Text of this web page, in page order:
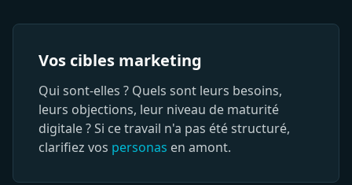
Vos cibles marketing
Qui sont-elles ? Quels sont leurs besoins,
leurs objections, leur niveau de maturité
digitale ? Si ce travail n'a pas été structuré,
clarifiez vos personas en amont.